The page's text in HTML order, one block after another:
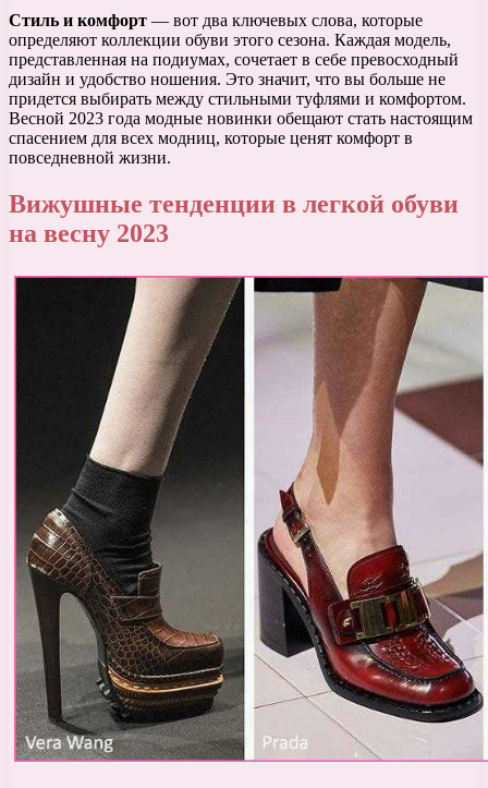
Стиль и комфорт — вот два ключевых слова, которые
определяют коллекции обуви этого сезона. Каждая модель,
представленная на подиумах, сочетает в себе превосходный
дизайн и удобство ношения. Это значит, что вы больше не
придется выбирать между стильными туфлями и комфортом.
Весной 2023 года модные новинки обещают стать настоящим
спасением для всех модниц, которые ценят комфорт в
повседневной жизни.
Вижушные тенденции в легкой обуви
на весну 2023